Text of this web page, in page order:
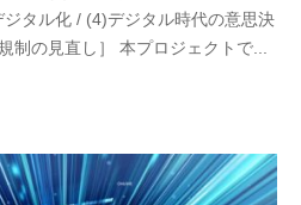
タル化 / (4)デジタル時代の意思決
の見直し］ 本プロジェクトで...